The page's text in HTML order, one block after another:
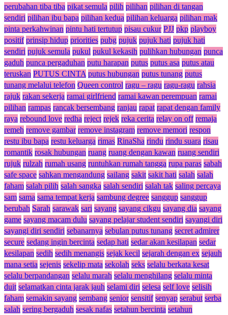
perubahan tiba tiba pikat semula pilih pilihan pilihan di tangan
sendiri pilihan ibu bapa pilihan kedua pilihan keluarga pilihan mak
pinta perkahwinan pintu hati tertutup pisau cukur PJJ pkp playboy
positif prinsip hidup priorities pubg pujuk pujuk hati pujuk hati
sendiri pujuk semula pukul pukul kekasih pulihkan hubungan punca
gaduh punca pergaduhan putu harapan putus putus asa putus atau
teruskan PUTUS CINTA putus hubungan putus tunang putus
tunang melalui telefon Queen control ragu – ragu ragu-ragu rahsia
rajuk rakan sekerja ramai girlfriend ramai kawan perempuan ramai
pilihan rampas rancak bersembang ranjau rapat rapat dengan family
raya rebound love redha reject rejek reka cerita relay on off remaja
remeh remove gambar remove instagram remove memori respon
restu ibu bapa restu keluarga rimas RinaSha rindu rindu suara risau
romantik rosak hubungan ruang ruang dengan kawan ruang sendiri
rujuk rulzah rumah usang runtuhkan rumah tangga rupa paras sabah
safe space sahkan mengandung sailang sakit sakit hati salah salah
faham salah pilih salah sangka salah sendiri salah tak saling percaya
sam sama sama tempat kerja sambung degree sanggup sanggup
berubah Sarah sarawak sari sayang sayang cikgu sayang dia sayang
game sayang macam dulu sayang pelajar student sendiri sayangi diri
sayangi diri sendiri sebanarnya sebulan putus tunang secret admirer
secure sedang ingin bercinta sedap hati sedar akan kesilapan sedar
kesilapan sedih sedih menangis sejak kecil sejarah dengan ex sejauh
mana setia sejenis sekelip mata sekolah seks selalu berkata kesat
selalu berpandangan selalu marah selalu menghilang selalu minta
duit selamatkan cinta jarak jauh selami diri selesa self love selisih
faham semakin sayang sembang senior sensitif senyap serabut serba
salah sering bergaduh sesak nafas setahun bercinta setahun